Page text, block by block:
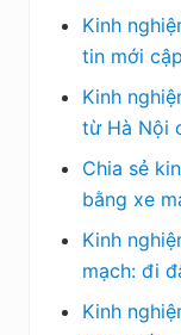
Kinh
tin mới
Kinh
từ Hà Nội
Chia sẻ
bằng xe
Kinh
mạch: đi
Kinh